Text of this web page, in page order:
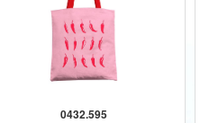
0432.595